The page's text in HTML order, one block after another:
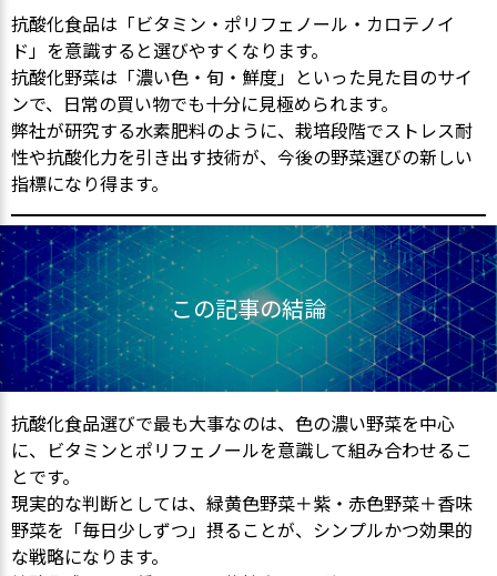
抗酸化食品は「ビタミン・ポリフェノール・カロテノイ
ド」を意識すると選びやすくなります。
抗酸化野菜は「濃い色・旬・鮮度」といった見た目のサイ
ンで、日常の買い物でも十分に見極められます。
弊社が研究する水素肥料のように、栽培段階でストレス耐
性や抗酸化力を引き出す技術が、今後の野菜選びの新しい
指標になり得ます。
この記事の結論
抗酸化食品選びで最も大事なのは、色の濃い野菜を中心
に、ビタミンとポリフェノールを意識して組み合わせるこ
とです。
現実的な判断としては、緑黄色野菜＋紫・赤色野菜＋香味
野菜を「毎日少しずつ」摂ることが、シンプルかつ効果的
な戦略になります。